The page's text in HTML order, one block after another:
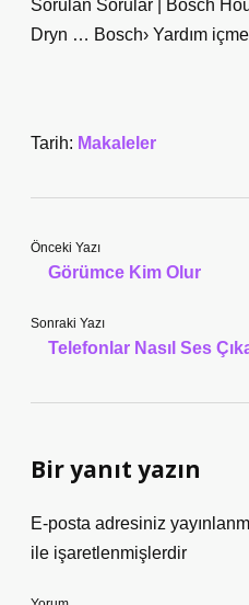
Sorulan Sorular | Bosch
Dryn … Bosch› Yardım
Tarih: Makaleler
Önceki Yazı
Görümce Kim Olur
Sonraki Yazı
Telefonlar Nasıl Ses
Bir yanıt yazın
E-posta adresiniz
ile işaretlenmişlerdir